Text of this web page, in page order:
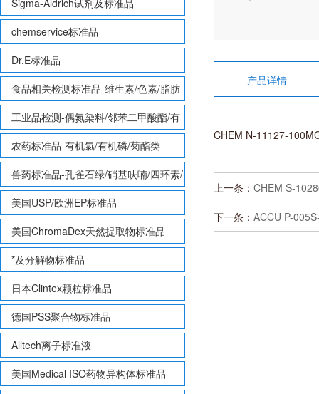
Sigma-Aldrich试剂及标准品
chemservice标准品
Dr.E标准品
食品相关检测标准品-维生素/色素/脂肪
酸甲酯等
工业品检测-偶氮染料/邻苯二甲酸酯/有
机锡/多溴联苯/多溴联苯醚/多氯联苯
农药标准品-有机氯/有机磷/菊酯类
兽药标准品-孔雀石绿/硝基呋喃/四环素/
磺胺等
美国USP/欧洲EP标准品
美国ChromaDex天然提取物标准品
*及分解物标准品
日本Clintex颗粒标准品
德国PSS聚合物标准品
Alltech离子标准液
美国Medical ISO药物异构体标准品
产品详情
CHEM N-11127-
上一条： CHEM S-
下一条： ACCU P-